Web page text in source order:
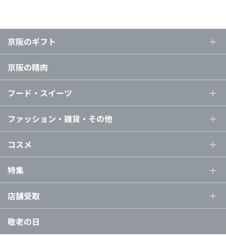
京阪のギフト
京阪の精肉
フード・スイーツ
ファッション・雑貨・その他
コスメ
特集
店舗受取
敬老の日